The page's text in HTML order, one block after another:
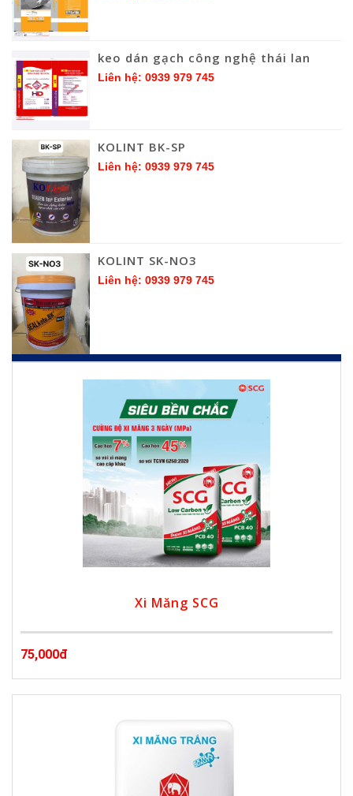
keo dán gạch công nghệ thái lan
Liên hệ: 0939 979 745
KOLINT BK-SP
Liên hệ: 0939 979 745
KOLINT SK-NO3
Liên hệ: 0939 979 745
Xi Măng SCG
75,000đ